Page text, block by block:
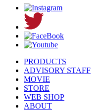
PRODUCTS
ADVISORY STAFF
MOVIE
STORE
WEB SHOP
ABOUT